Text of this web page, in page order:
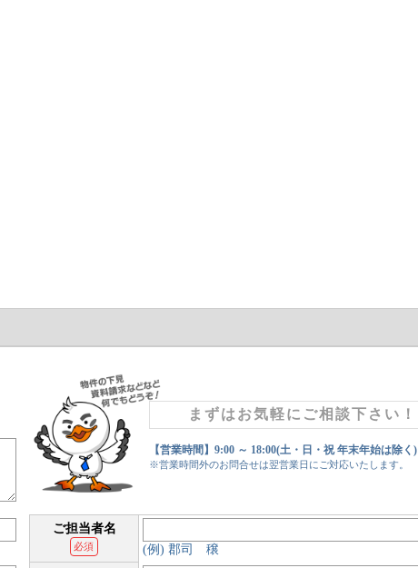
まずはお気軽にご相談下さい！
【営業時間】9:00 ～ 18:00(土・日・祝 年末年始は除く)
※営業時間外のお問合せは翌営業日にご対応いたします。
ご担当者名
必須
(例) 郡司 穣